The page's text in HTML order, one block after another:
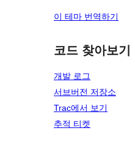
이 테마 번역하기
코드 찾아보기
개발 로그
서브버전 저장소
Trac에서 보기
추적 티켓